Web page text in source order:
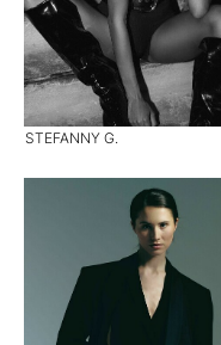
STEFANNY G.